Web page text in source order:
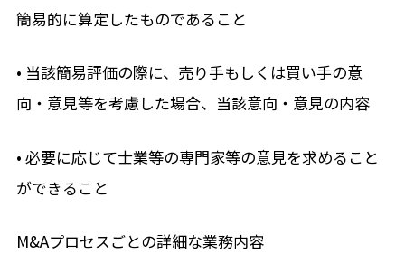
簡易的に算定したものであること
• 当該簡易評価の際に、売り手もしくは買い手の意
向・意見等を考慮した場合、当該意向・意見の内容
• 必要に応じて士業等の専門家等の意見を求めること
ができること
M&Aプロセスごとの詳細な業務内容